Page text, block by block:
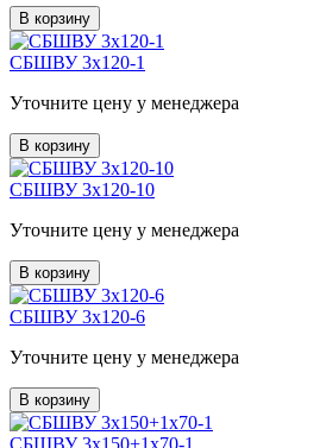
В корзину
СБШВУ 3х120-1
Уточните цену у менеджера
В корзину
СБШВУ 3х120-10
Уточните цену у менеджера
В корзину
СБШВУ 3х120-6
Уточните цену у менеджера
В корзину